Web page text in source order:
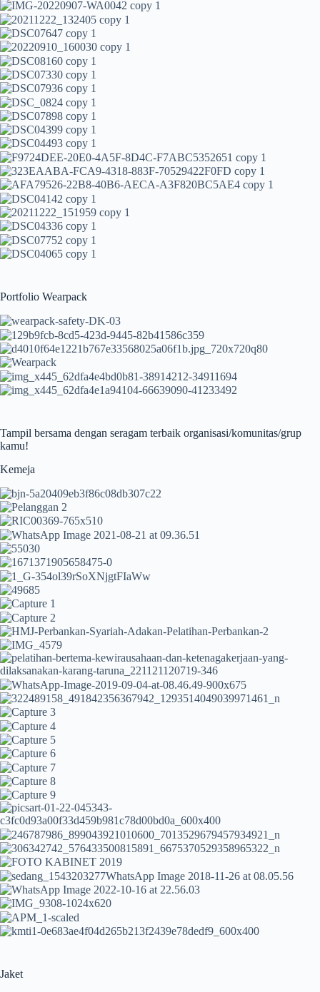
Portfolio Wearpack
Tampil bersama dengan seragam terbaik organisasi/komunitas/grup
kamu!
Kemeja
Jaket